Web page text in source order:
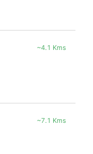
~4.1 Kms
~7.1 Kms